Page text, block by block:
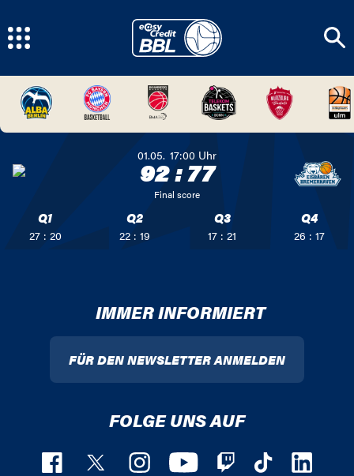
01.05. 17:00 Uhr
92:77
Final score
Q1
27 : 20
Q2
22 : 19
Q3
17 : 21
Q4
26 : 17
IMMER INFORMIERT
FÜR DEN NEWSLETTER ANMELDEN
FOLGE UNS AUF